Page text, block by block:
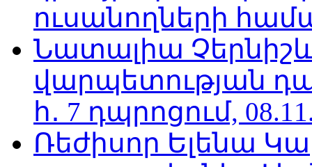
ուսանողների
Նատալիա
վարպետության
հ․ 7 դպրոցում,
Ռեժիսոր Ելենա